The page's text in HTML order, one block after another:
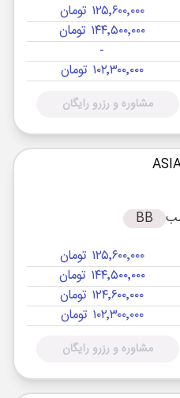
۱۲۵٬۶۰۰٬۰۰۰ تومان
۱۴۴٬۵۰۰٬۰۰۰ تومان
-
۱۰۲٬۳۰۰٬۰۰۰ تومان
مشاوره و رزرو رایگان
BB
۱۲۵٬۶۰۰٬۰۰۰ تومان
۱۴۴٬۵۰۰٬۰۰۰ تومان
۱۲۴٬۶۰۰٬۰۰۰ تومان
۱۰۲٬۳۰۰٬۰۰۰ تومان
مشاوره و رزرو رایگان